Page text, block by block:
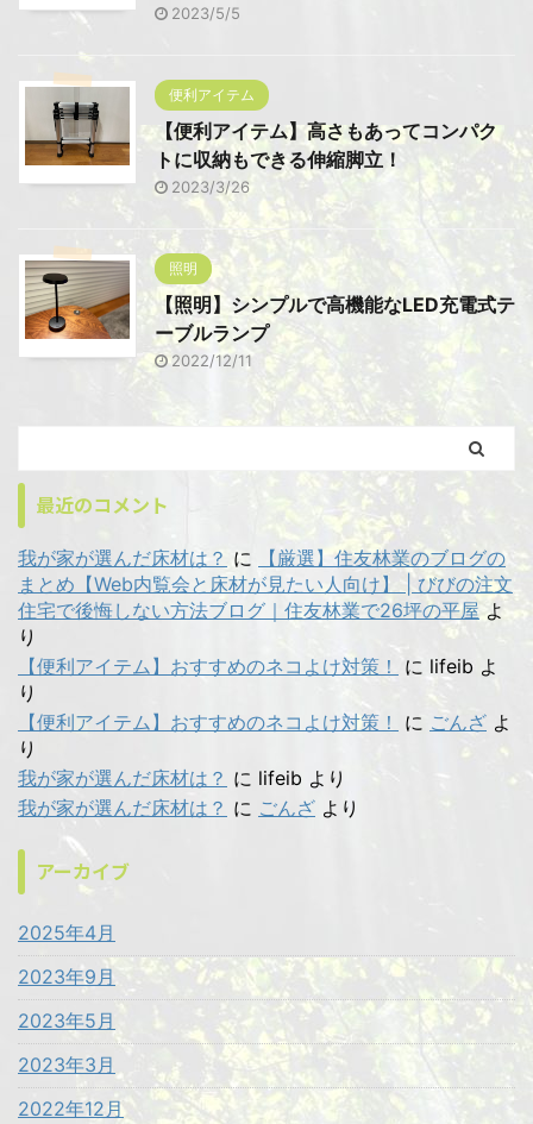
2023/5/5
便利アイテム
【便利アイテム】高さもあってコンパク
トに収納もできる伸縮脚立！
2023/3/26
照明
【照明】シンプルで高機能なLED充電式テ
ーブルランプ
2022/12/11
最近のコメント
我が家が選んだ床材は？ に
【厳選】住友林業のブログの
まとめ【Web内覧会と床材が見たい人向け】 | びびの注文
住宅で後悔しない方法ブログ｜住友林業で26坪の平屋 よ
り
【便利アイテム】おすすめのネコよけ対策！
に lifeib よ
り
【便利アイテム】おすすめのネコよけ対策！
に ごんざ よ
り
我が家が選んだ床材は？ に lifeib より
我が家が選んだ床材は？ に ごんざ より
アーカイブ
2025年4月
2023年9月
2023年5月
2023年3月
2022年12月